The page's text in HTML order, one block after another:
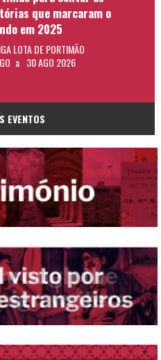
que marcaram o
em 2025
LOTA DE PORTIMÃO
a 30 AGO 2026
EVENTOS